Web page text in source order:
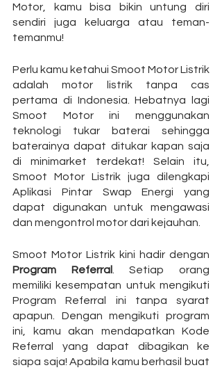
Motor, kamu bisa bikin untung diri
sendiri juga keluarga atau teman-
temanmu!
Perlu kamu ketahui Smoot Motor Listrik
adalah motor listrik tanpa cas
pertama di Indonesia. Hebatnya lagi
Smoot Motor ini menggunakan
teknologi tukar baterai sehingga
baterainya dapat ditukar kapan saja
di minimarket terdekat! Selain itu,
Smoot Motor Listrik juga dilengkapi
Aplikasi Pintar Swap Energi yang
dapat digunakan untuk mengawasi
dan mengontrol motor dari kejauhan.
Program Referral
. Setiap orang
memiliki kesempatan untuk mengikuti
Program Referral ini tanpa syarat
apapun. Dengan mengikuti program
ini, kamu akan mendapatkan Kode
Referral yang dapat dibagikan ke
siapa saja! Apabila kamu berhasil buat